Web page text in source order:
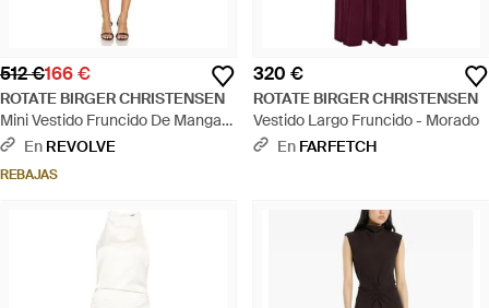
512 €166 €
ROTATE BIRGER CHRISTENSEN
Mini Vestido Fruncido De Manga
Larga En Color Marrón Talla
En REVOLVE
REBAJAS
320 €
ROTATE BIRGER CHRISTENSEN
Vestido Largo Fruncido - Morado
En FARFETCH